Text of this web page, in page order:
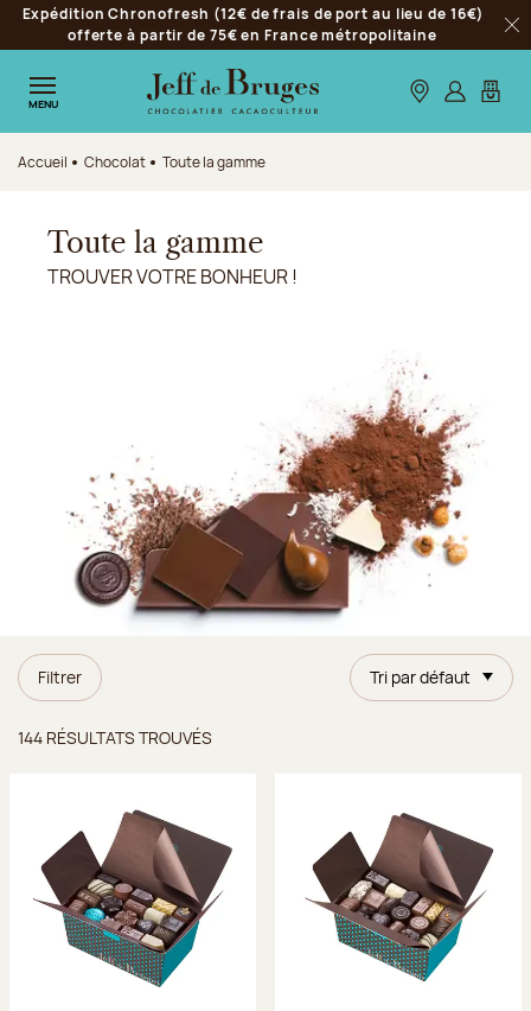
Aller à la navigation
Aller au contenu principal
Aller au pied de page
Expédition Chronofresh (12€ de frais de port au lieu de 16€)
offerte à partir de 75€ en France métropolitaine
MENU Nos boutiques
S’identifier
Mon
Accueil Chocolat Toute la gamme
Toute la gamme
TROUVER VOTRE BONHEUR !
Filtrer Tri par défaut
144 RÉSULTATS TROUVÉS